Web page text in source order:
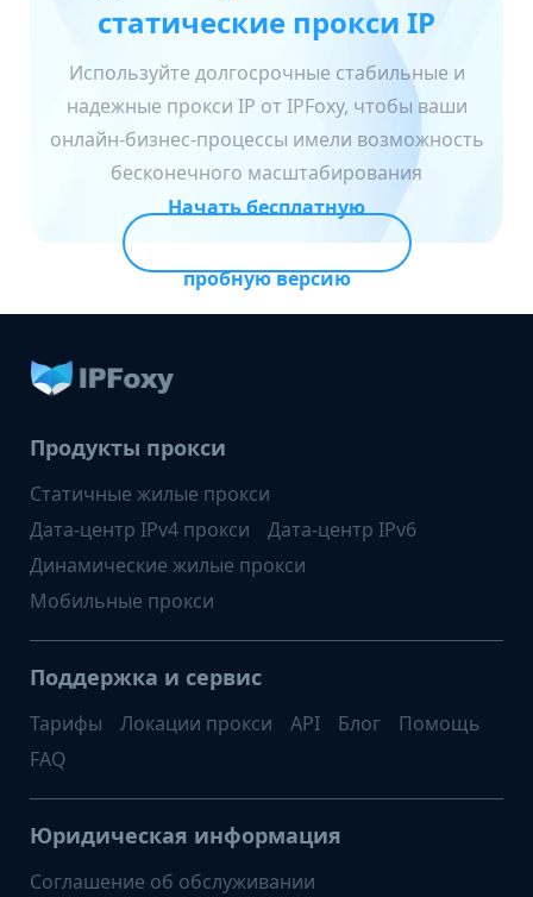
статические прокси IP
Используйте долгосрочные стабильные и
надежные прокси IP от IPFoxy, чтобы ваши
онлайн-бизнес-процессы имели возможность
бесконечного масштабирования
Начать бесплатную
пробную версию
Продукты прокси
Статичные жилые прокси
Дата-центр IPv4 прокси
Дата-центр IPv6
Динамические жилые прокси
Мобильные прокси
Поддержка и сервис
Тарифы Локации прокси API Блог
Помощь
FAQ
Юридическая информация
Соглашение об обслуживании